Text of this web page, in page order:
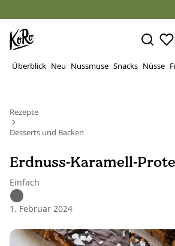
Überblick Neu Nussmuse Snacks Nüsse
Rezepte
Desserts und Backen
Erdnuss-Karamell-
Einfach
1. Februar 2024